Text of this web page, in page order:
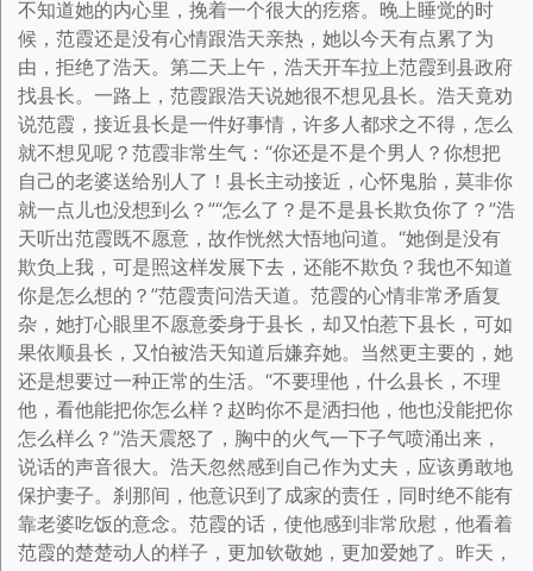
不知道她的内心里，挽着一个很大的疙瘩。晚上睡觉的时
候，范霞还是没有心情跟浩天亲热，她以今天有点累了为
由，拒绝了浩天。第二天上午，浩天开车拉上范霞到县政府
找县长。一路上，范霞跟浩天说她很不想见县长。浩天竟劝
说范霞，接近县长是一件好事情，许多人都求之不得，怎么
就不想见呢？范霞非常生气：“你还是不是个男人？你想把
自己的老婆送给别人了！县长主动接近，心怀鬼胎，莫非你
就一点儿也没想到么？”“怎么了？是不是县长欺负你了？”浩
天听出范霞既不愿意，故作恍然大悟地问道。“她倒是没有
欺负上我，可是照这样发展下去，还能不欺负？我也不知道
你是怎么想的？”范霞责问浩天道。范霞的心情非常矛盾复
杂，她打心眼里不愿意委身于县长，却又怕惹下县长，可如
果依顺县长，又怕被浩天知道后嫌弃她。当然更主要的，她
还是想要过一种正常的生活。“不要理他，什么县长，不理
他，看他能把你怎么样？赵昀你不是洒扫他，他也没能把你
怎么样么？”浩天震怒了，胸中的火气一下子气喷涌出来，
说话的声音很大。浩天忽然感到自己作为丈夫，应该勇敢地
保护妻子。刹那间，他意识到了成家的责任，同时绝不能有
靠老婆吃饭的意念。范霞的话，使他感到非常欣慰，他看着
范霞的楚楚动人的样子，更加钦敬她，更加爱她了。昨天，